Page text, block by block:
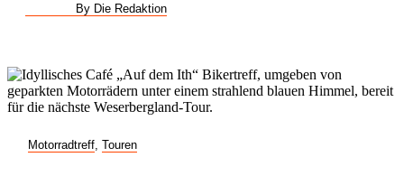
By Die Redaktion
Motorradtreff Touren